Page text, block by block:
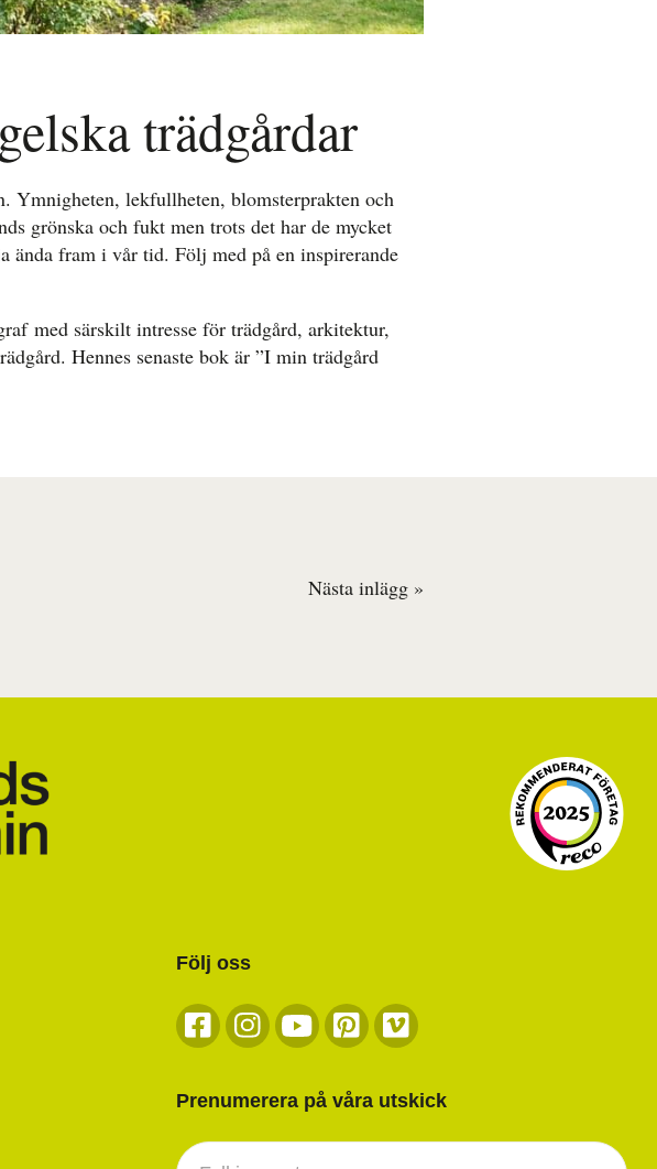
trädgårdar
Ymnigheten, lekfullheten, blomsterprakten och
grönska och fukt men trots det har de mycket
ända fram i vår tid. Följ med på en inspirerande
med särskilt intresse för trädgård, arkitektur,
Hennes senaste bok är ”I min trädgård
Nästa inlägg »
Följ oss
Prenumerera på våra utskick
Nyhetsbrev